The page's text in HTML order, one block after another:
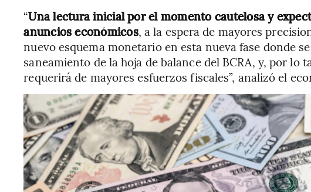
“Una lectura inicial por el momento cautelosa y
anuncios económicos, a la espera de mayores
nuevo esquema monetario en esta nueva fase donde
saneamiento de la hoja de balance del BCRA, y, por lo
requerirá de mayores esfuerzos fiscales”, analizó el